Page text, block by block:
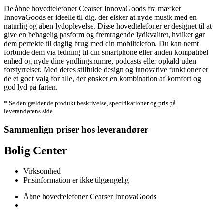
De åbne hovedtelefoner Cearser InnovaGoods fra mærket
InnovaGoods er ideelle til dig, der elsker at nyde musik med en
naturlig og åben lydoplevelse. Disse hovedtelefoner er designet til at
give en behagelig pasform og fremragende lydkvalitet, hvilket gør
dem perfekte til daglig brug med din mobiltelefon. Du kan nemt
forbinde dem via ledning til din smartphone eller anden kompatibel
enhed og nyde dine yndlingsnumre, podcasts eller opkald uden
forstyrrelser. Med deres stilfulde design og innovative funktioner er
de et godt valg for alle, der ønsker en kombination af komfort og
god lyd på farten.
* Se den gældende produkt beskrivelse, specifikationer og pris på
leverandørens side.
Sammenlign priser hos leverandører
Bolig Center
Virksomhed
Prisinformation er ikke tilgængelig
Åbne hovedtelefoner Cearser InnovaGoods